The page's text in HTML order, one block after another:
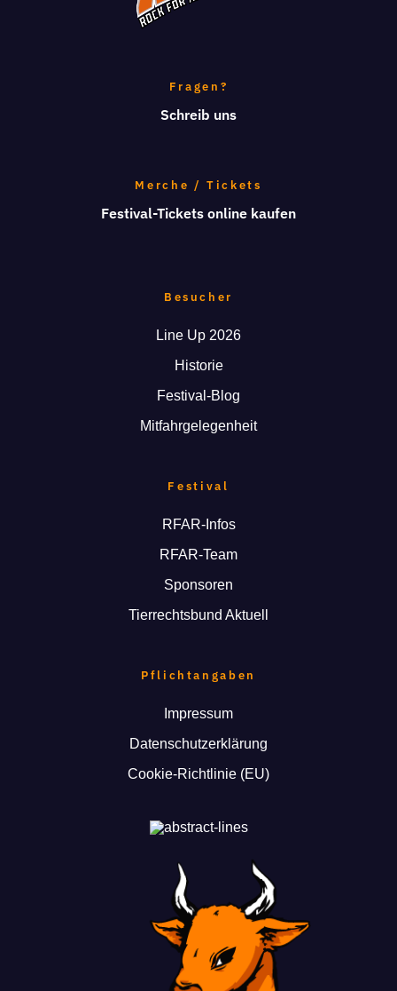
Fragen?
Schreib uns
Merche / Tickets
Festival-Tickets online kaufen
Besucher
Line Up 2026
Historie
Festival-Blog
Mitfahrgelegenheit
Festival
RFAR-Infos
RFAR-Team
Sponsoren
Tierrechtsbund Aktuell
Pflichtangaben
Impressum
Datenschutzerklärung
Cookie-Richtlinie (EU)